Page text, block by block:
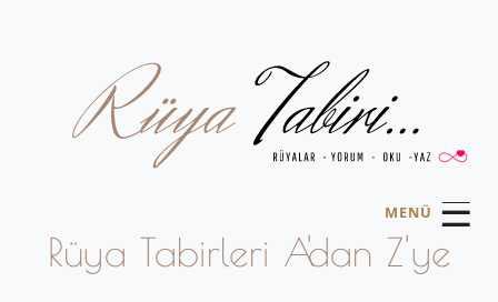
MENÜ ☰
Rüya Tabirleri A'dan Z'ye